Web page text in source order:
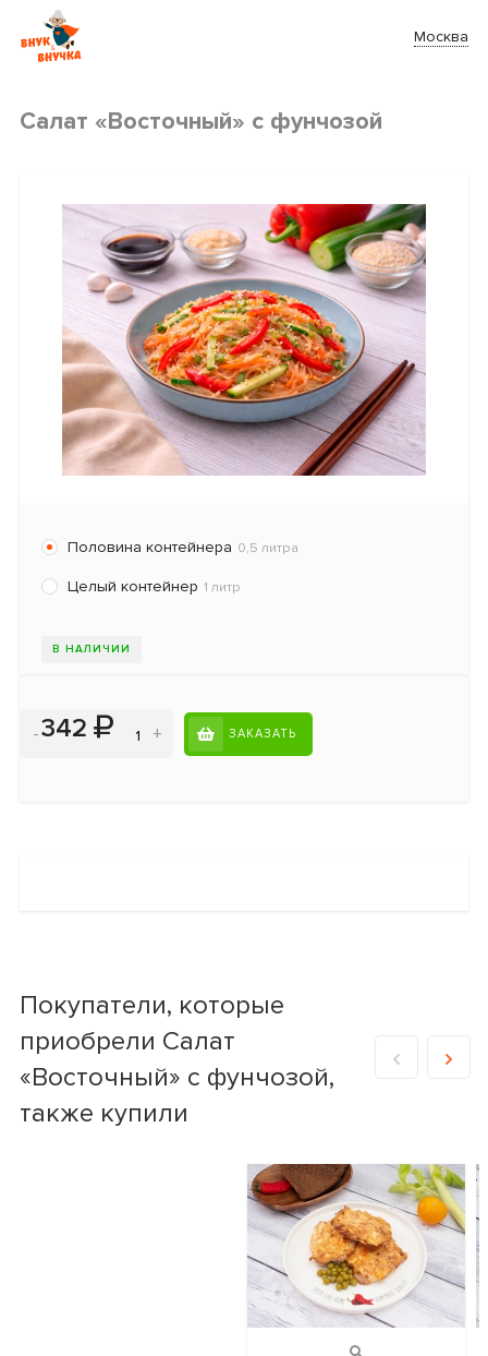
Москва
Салат «Восточный» с фунчозой
Половина контейнера 0,5 литра
Целый контейнер 1 литр
В НАЛИЧИИ
-342 + ЗАКАЗАТЬ
Покупатели, которые
приобрели Салат
«Восточный» с фунчозой,
также купили